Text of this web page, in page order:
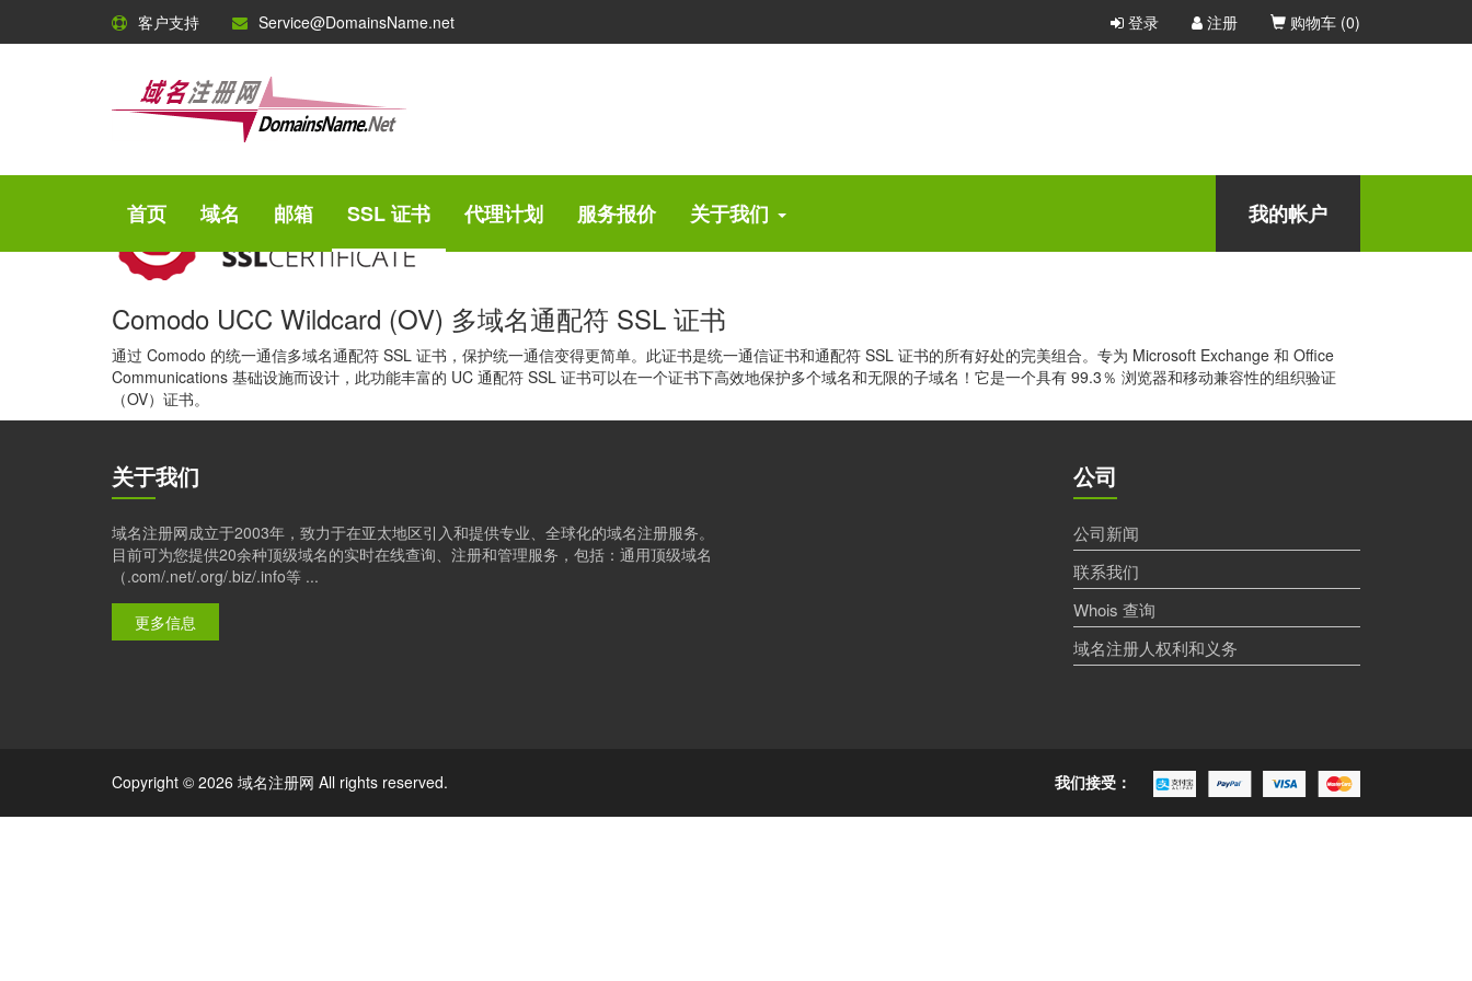
客户支持 Service@DomainsName.net 登录 注册 购物车 (0)
首页 域名 邮箱 SSL 证书 代理计划 服务报价 关于我们 我的帐户
Comodo SSL 证书
Comodo - 大型的 CA 证书颁发机构
Comodo 是一家大型的 CA 证书颁发机构，凭借广泛的产品组合，所有产品都具有不同的验证等级，保证和附加功能 - Comodo 一定会为任何公司或组织提供完美的安全解决方案。
Comodo UCC Wildcard (OV) 多域名通配符 SSL 证书
通过 Comodo 的统一通信多域名通配符 SSL 证书，保护统一通信变得更简单。此证书是统一通信证书和通配符 SSL 证书的所有好处的完美组合。专为 Microsoft Exchange 和 Office
Communications 基础设施而设计，此功能丰富的 UC 通配符 SSL 证书可以在一个证书下高效地保护多个域名和无限的子域名！它是一个具有 99.3％ 浏览器和移动兼容性的组织验证
（OV）证书。
关于我们
域名注册网成立于2003年，致力于在亚太地区引入和提供专业、全球化的域名注册服务。
目前可为您提供20余种顶级域名的实时在线查询、注册和管理服务，包括：通用顶级域名
（.com/.net/.org/.biz/.info等 ...
更多信息
公司
公司新闻
联系我们
Whois 查询
域名注册人权利和义务
Copyright © 2026 域名注册网 All rights reserved. 我们接受：